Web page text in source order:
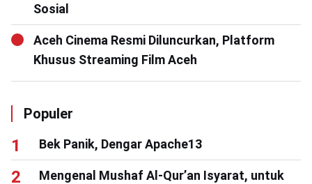
Sosial
Aceh Cinema Resmi Diluncurkan, Platform
Khusus Streaming Film Aceh
Populer
Bek Panik, Dengar Apache13
Mengenal Mushaf Al-Qur’an Isyarat, untuk